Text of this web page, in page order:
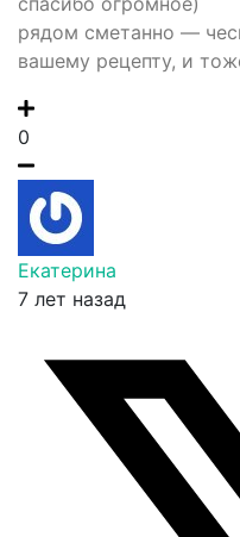
рядом сметанно —
вашему рецепту, и
0
Екатерина
7 лет назад